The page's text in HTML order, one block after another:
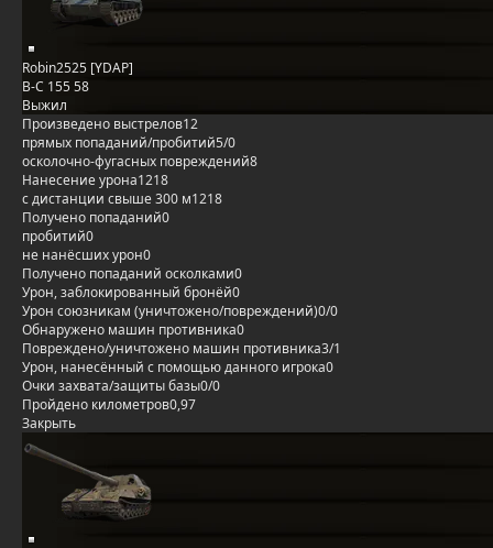
Robin2525 [YDAP]
B-C 155 58
Выжил
Произведено выстрелов12
прямых попаданий/пробитий5/0
осколочно-фугасных повреждений8
Нанесение урона1218
с дистанции свыше 300 м1218
Получено попаданий0
пробитий0
не нанёсших урон0
Получено попаданий осколками0
Урон, заблокированный бронёй0
Урон союзникам (уничтожено/повреждений)0/0
Обнаружено машин противника0
Повреждено/уничтожено машин противника3/1
Урон, нанесённый с помощью данного игрока0
Очки захвата/защиты базы0/0
Пройдено километров0,97
Закрыть